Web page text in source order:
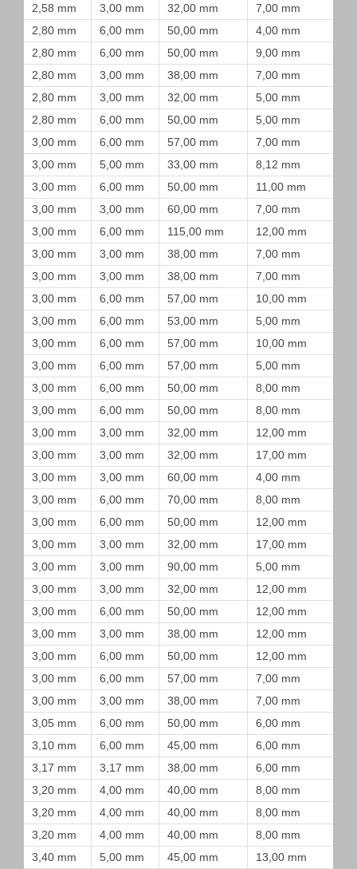
2,58 mm
3,00 mm 32,00 mm
7,00 mm
2,80 mm
6,00 mm 50,00 mm
4,00 mm
2,80 mm
6,00 mm 50,00 mm
9,00 mm
2,80 mm
3,00 mm 38,00 mm
7,00 mm
2,80 mm
3,00 mm 32,00 mm
5,00 mm
2,80 mm
6,00 mm 50,00 mm
5,00 mm
3,00 mm
6,00 mm 57,00 mm
7,00 mm
3,00 mm
5,00 mm 33,00 mm
8,12 mm
3,00 mm
6,00 mm 50,00 mm
11,00 mm
3,00 mm
3,00 mm 60,00 mm
7,00 mm
3,00 mm
6,00 mm 115,00 mm
12,00 mm
3,00 mm
3,00 mm 38,00 mm
7,00 mm
3,00 mm
3,00 mm 38,00 mm
7,00 mm
3,00 mm
6,00 mm 57,00 mm
10,00 mm
3,00 mm
6,00 mm 53,00 mm
5,00 mm
3,00 mm
6,00 mm 57,00 mm
10,00 mm
3,00 mm
6,00 mm 57,00 mm
5,00 mm
3,00 mm
6,00 mm 50,00 mm
8,00 mm
3,00 mm
6,00 mm 50,00 mm
8,00 mm
3,00 mm
3,00 mm 32,00 mm
12,00 mm
3,00 mm
3,00 mm 32,00 mm
17,00 mm
3,00 mm
3,00 mm 60,00 mm
4,00 mm
3,00 mm
6,00 mm 70,00 mm
8,00 mm
3,00 mm
6,00 mm 50,00 mm
12,00 mm
3,00 mm
3,00 mm 32,00 mm
17,00 mm
3,00 mm
3,00 mm 90,00 mm
5,00 mm
3,00 mm
3,00 mm 32,00 mm
12,00 mm
3,00 mm
6,00 mm 50,00 mm
12,00 mm
3,00 mm
3,00 mm 38,00 mm
12,00 mm
3,00 mm
6,00 mm 50,00 mm
12,00 mm
3,00 mm
6,00 mm 57,00 mm
7,00 mm
3,00 mm
3,00 mm 38,00 mm
7,00 mm
3,05 mm
6,00 mm 50,00 mm
6,00 mm
3,10 mm
6,00 mm 45,00 mm
6,00 mm
3,17 mm
3,17 mm 38,00 mm
6,00 mm
3,20 mm
4,00 mm 40,00 mm
8,00 mm
3,20 mm
4,00 mm 40,00 mm
8,00 mm
3,20 mm
4,00 mm 40,00 mm
8,00 mm
3,40 mm
5,00 mm 45,00 mm 13,00 mm